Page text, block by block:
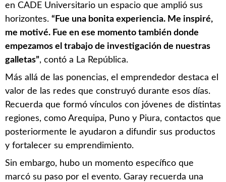
en CADE Universitario un espacio que amplió sus
horizontes. “Fue una bonita experiencia. Me inspiré,
me motivé. Fue en ese momento también donde
empezamos el trabajo de investigación de nuestras
galletas”, contó a La República.
Más allá de las ponencias, el emprendedor destaca el
valor de las redes que construyó durante esos días.
Recuerda que formó vínculos con jóvenes de distintas
regiones, como Arequipa, Puno y Piura, contactos que
posteriormente le ayudaron a difundir sus productos
y fortalecer su emprendimiento.
Sin embargo, hubo un momento específico que
marcó su paso por el evento. Garay recuerda una